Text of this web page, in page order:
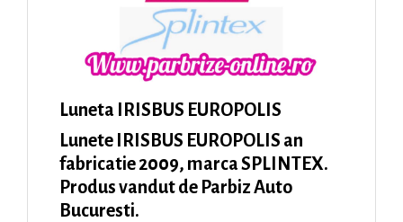
Luneta IRISBUS EUROPOLIS
Lunete IRISBUS EUROPOLIS an
fabricatie 2009, marca SPLINTEX.
Produs vandut de Parbiz Auto
Bucuresti.